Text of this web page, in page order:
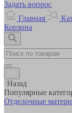
Задать вопрос
Главная
Корзина
Назад
Популярные
Отделочные